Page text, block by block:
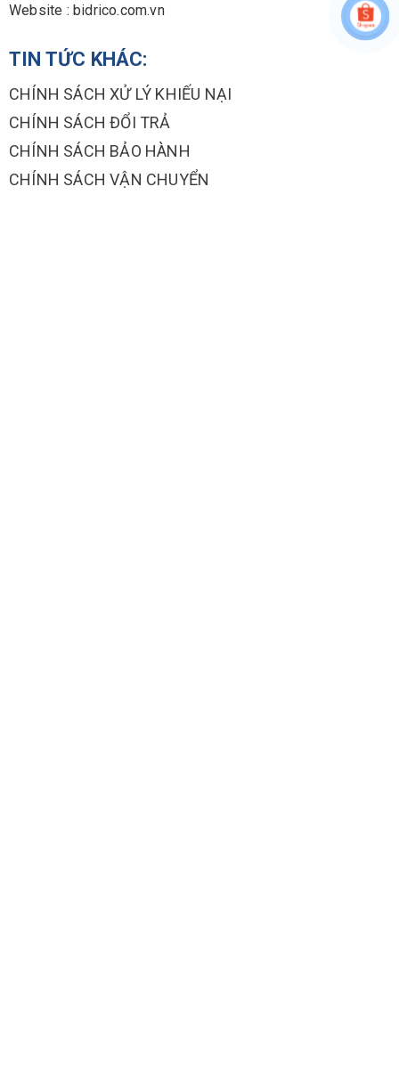
Website : bidrico.com.vn
TIN TỨC KHÁC:
CHÍNH SÁCH XỬ LÝ KHIẾU NẠI
CHÍNH SÁCH ĐỔI TRẢ
CHÍNH SÁCH BẢO HÀNH
CHÍNH SÁCH VẬN CHUYỂN